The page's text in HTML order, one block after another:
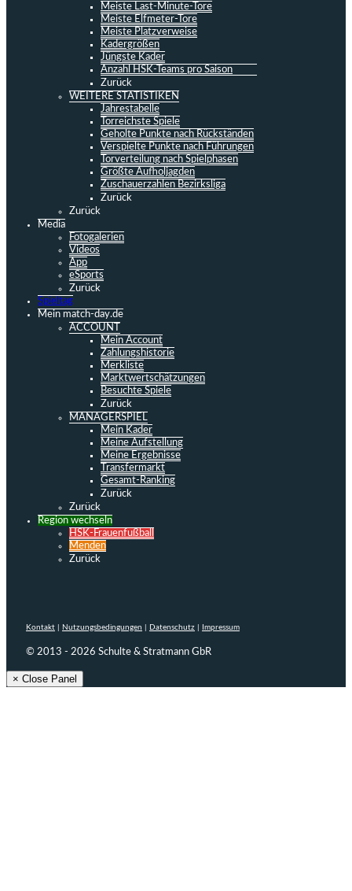
Meiste Last-Minute-Tore
Meiste Elfmeter-Tore
Meiste Platzverweise
Kadergrößen
Jüngste Kader
Anzahl HSK-Teams pro Saison
Zurück
WEITERE STATISTIKEN
Jahrestabelle
Torreichste Spiele
Geholte Punkte nach Rückständen
Verspielte Punkte nach Führungen
Torverteilung nach Spielphasen
Größte Aufholjagden
Zuschauerzahlen Bezirksliga
Zurück
Zurück
Media
Fotogalerien
Videos
App
eSports
Zurück
Spieltag
Mein match-day.de
ACCOUNT
Mein Account
Zahlungshistorie
Merkliste
Marktwertschätzungen
Besuchte Spiele
Zurück
MANAGERSPIEL
Mein Kader
Meine Aufstellung
Meine Ergebnisse
Transfermarkt
Gesamt-Ranking
Zurück
Zurück
Region wechseln
HSK-Frauenfußball
Menden
Zurück
Kontakt Nutzungsbedingungen Datenschutz Impressum
© 2013 - 2026 Schulte & Stratmann GbR
× Close Panel